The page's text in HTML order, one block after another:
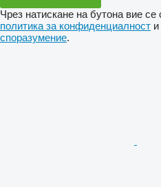
Чрез натискане на бутона вие
политика за конфиденциалност и
споразумение.